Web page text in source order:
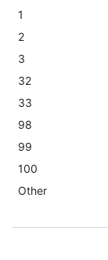
1
2
3
32
33
98
99
100
Other